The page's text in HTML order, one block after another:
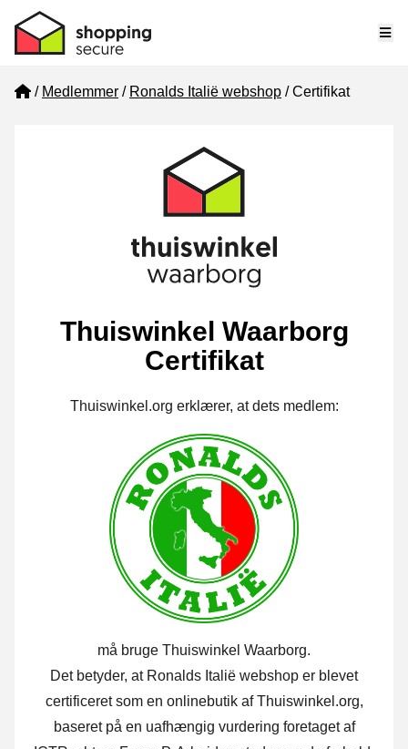
Home
Medlemmer Ronalds Italië webshop Certifikat
Thuiswinkel Waarborg
Certifikat
Thuiswinkel.org erklærer, at dets medlem:
må bruge Thuiswinkel Waarborg.
Det betyder, at Ronalds Italië webshop er blevet
certificeret som en onlinebutik af Thuiswinkel.org,
baseret på en uafhængig vurdering foretaget af